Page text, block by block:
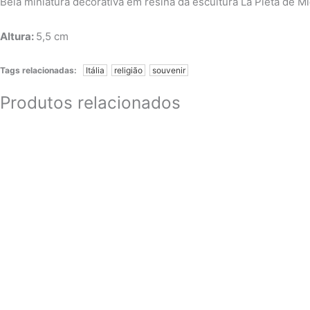
Altura: 5,5 cm
Tags relacionadas: Itália religião souvenir
Produtos relacionados